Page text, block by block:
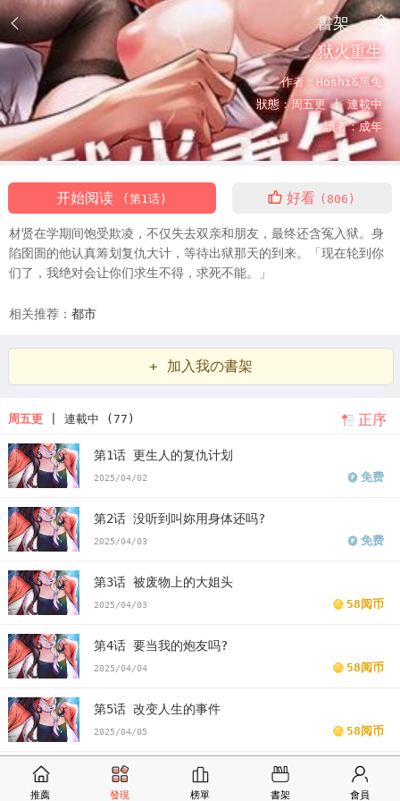
書架
狱火重生
作者： Hoshi&黑兔
狀態：周五更 |連載中
讀者：成年
开始阅读 (第1话) 好看 (806)
材贤在学期间饱受欺凌，不仅失去双亲和朋友，最终还含冤入狱。身
陷囹圄的他认真筹划复仇大计，等待出狱那天的到来。「现在轮到你
们了，我绝对会让你们求生不得，求死不能。」
相关推荐： 都市
+ 加入我の書架
周五更| 連載中 (77) 正序
第1话 更生人的复仇计划
2025/04/02 免费
第2话 没听到叫妳用身体还吗?
2025/04/03 免费
第3话 被废物上的大姐头
2025/04/03 58阅币
第4话 要当我的炮友吗?
2025/04/04 58阅币
第5话 改变人生的事件
2025/04/05 58阅币
第6话 你这样子是强奸!!!
2025/04/05 58阅币
推薦 發現 榜單 書架 會員